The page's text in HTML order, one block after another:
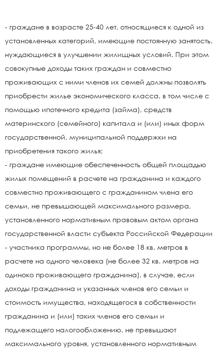
- граждане в возрасте 25-40 лет, относящиеся к одной из
установленных категорий, имеющие постоянную занятость,
нуждающиеся в улучшении жилищных условий. При этом
совокупные доходы таких граждан и совместно
проживающих с ними членов их семей должны позволять
приобрести жилье экономического класса, в том числе с
помощью ипотечного кредита (займа), средств
материнского (семейного) капитала и (или) иных форм
государственной, муниципальной поддержки на
приобретения такого жилья;
- граждане имеющие обеспеченность общей площадью
жилых помещений в расчете на гражданина и каждого
совместно проживающего с гражданином члена его
семьи, не превышающей максимального размера,
установленного нормативным правовым актом органа
государственной власти субъекта Российской Федерации
- участника программы, но не более 18 кв. метров в
расчете на одного человека (не более 32 кв. метров на
одиноко проживающего гражданина), в случае, если
доходы гражданина и указанных членов его семьи и
стоимость имущества, находящегося в собственности
гражданина и (или) таких членов его семьи и
подлежащего налогообложению, не превышают
максимального уровня, установленного нормативным